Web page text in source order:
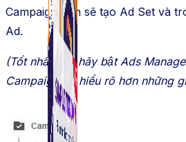
Campaign bạn sẽ tạo Ad Set và
Ad.
(Tốt nhất bạn hãy bật Ads
Campaign để hiểu rõ hơn những